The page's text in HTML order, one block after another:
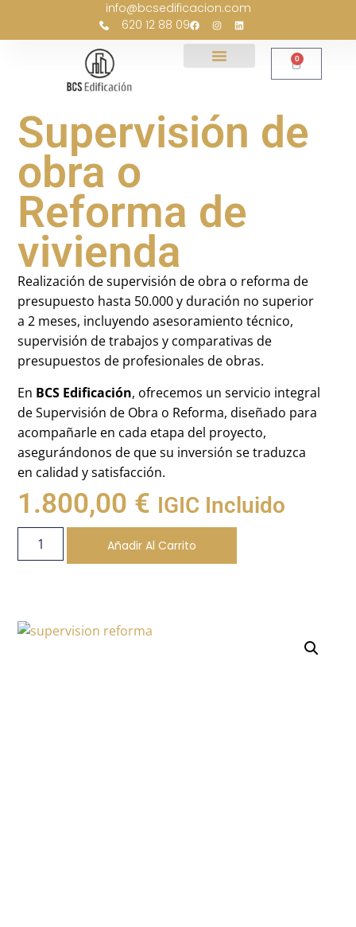
info@bcsedificacion.com
620 12 88 09
0
Supervisión de
obra o
Reforma de
vivienda
Realización de supervisión de obra o reforma de
presupuesto hasta 50.000 y duración no superior
a 2 meses, incluyendo asesoramiento técnico,
supervisión de trabajos y comparativas de
presupuestos de profesionales de obras.
En BCS Edificación, ofrecemos un servicio integral
de Supervisión de Obra o Reforma, diseñado para
acompañarle en cada etapa del proyecto,
asegurándonos de que su inversión se traduzca
en calidad y satisfacción.
1.800,00 € IGIC Incluido
Añadir Al Carrito